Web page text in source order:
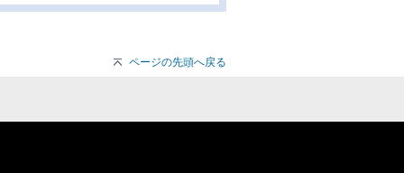
ページの先頭へ戻る